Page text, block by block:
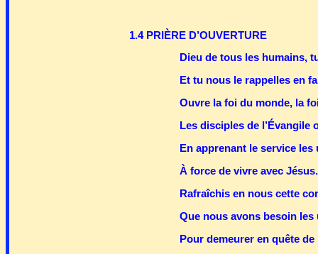
1.4 PRIÈRE D’OUVERTURE
Dieu de tous les humains,
Et tu nous le rappelles en
Ouvre la foi du monde, la
Les disciples de l’Évangile
En apprenant le service les
À force de vivre avec Jésus.
Rafraîchis en nous cette
Que nous avons besoin les
Pour demeurer en quête de